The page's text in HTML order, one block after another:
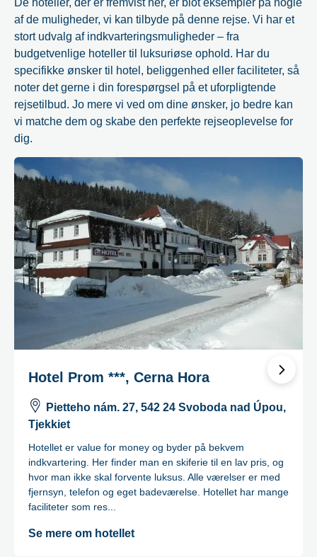
af de muligheder, vi kan tilbyde på denne rejse. Vi har et
stort udvalg af indkvarteringsmuligheder – fra
budgetvenlige hoteller til luksuriøse ophold. Har du
specifikke ønsker til hotel, beliggenhed eller faciliteter, så
noter det gerne i din forespørgsel på et uforpligtende
rejsetilbud. Jo mere vi ved om dine ønsker, jo bedre kan
vi matche dem og skabe den perfekte rejseoplevelse for
dig.
Hotel Horizont ****, Pec Pod Snezkou
Velká Pláň 141, 542 21 Pec pod Sněžkou
Tjekkiets højeste bjerg Snezka(1602 m) og i byens
centrum. Hotellet har i alt 132 værelser(flere sælges som
familieværelser med connecting doors)og 3 suiter. Hotellet
har mange faciliteter s...